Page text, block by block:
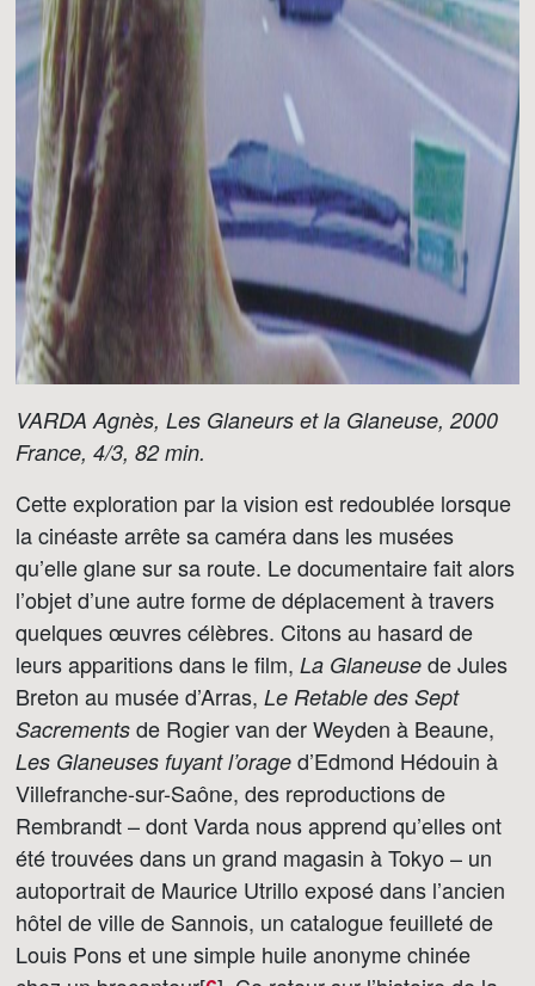
VARDA Agnès, Les Glaneurs et la Glaneuse, 2000
France, 4/3, 82 min.
Cette exploration par la vision est redoublée lorsque
la cinéaste arrête sa caméra dans les musées
qu’elle glane sur sa route. Le documentaire fait alors
l’objet d’une autre forme de déplacement à travers
quelques œuvres célèbres. Citons au hasard de
leurs apparitions dans le film, La Glaneuse de Jules
Breton au musée d’Arras, Le Retable des Sept
Sacrements de Rogier van der Weyden à Beaune,
Les Glaneuses fuyant l’orage d’Edmond Hédouin à
Villefranche-sur-Saône, des reproductions de
Rembrandt – dont Varda nous apprend qu’elles ont
été trouvées dans un grand magasin à Tokyo – un
autoportrait de Maurice Utrillo exposé dans l’ancien
hôtel de ville de Sannois, un catalogue feuilleté de
Louis Pons et une simple huile anonyme chinée